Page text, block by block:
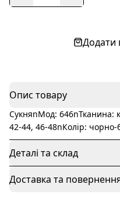
Додати
Опис товару
СукняnМод: 646nТканина:
42-44, 46-48nКолір: чорно-
Деталі та склад
Доставка та